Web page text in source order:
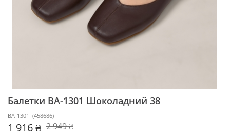
Балетки BA-1301 Шоколадний 38
BA-1301 (458686)
1 916 ₴ 2 949 ₴